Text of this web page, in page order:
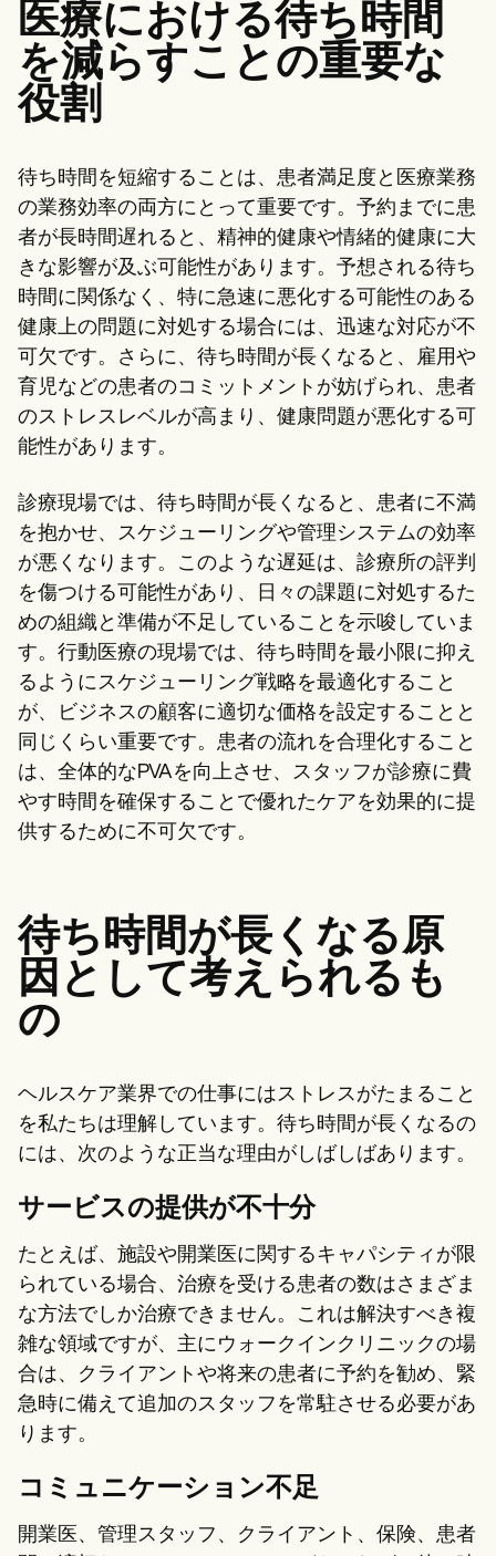
医療における待ち時間
を減らすことの重要な
役割
待ち時間を短縮することは、患者満足度と医療業務
の業務効率の両方にとって重要です。予約までに患
者が長時間遅れると、精神的健康や情緒的健康に大
きな影響が及ぶ可能性があります。予想される待ち
時間に関係なく、特に急速に悪化する可能性のある
健康上の問題に対処する場合には、迅速な対応が不
可欠です。さらに、待ち時間が長くなると、雇用や
育児などの患者のコミットメントが妨げられ、患者
のストレスレベルが高まり、健康問題が悪化する可
能性があります。
診療現場では、待ち時間が長くなると、患者に不満
を抱かせ、スケジューリングや管理システムの効率
が悪くなります。このような遅延は、診療所の評判
を傷つける可能性があり、日々の課題に対処するた
めの組織と準備が不足していることを示唆していま
す。行動医療の現場では、待ち時間を最小限に抑え
るようにスケジューリング戦略を最適化すること
が、ビジネスの顧客に適切な価格を設定することと
同じくらい重要です。患者の流れを合理化すること
は、全体的なPVAを向上させ、スタッフが診療に費
やす時間を確保することで優れたケアを効果的に提
供するために不可欠です。
待ち時間が長くなる原
因として考えられるも
の
ヘルスケア業界での仕事にはストレスがたまること
を私たちは理解しています。待ち時間が長くなるの
には、次のような正当な理由がしばしばあります。
サービスの提供が不十分
たとえば、施設や開業医に関するキャパシティが限
られている場合、治療を受ける患者の数はさまざま
な方法でしか治療できません。これは解決すべき複
雑な領域ですが、主にウォークインクリニックの場
合は、クライアントや将来の患者に予約を勧め、緊
急時に備えて追加のスタッフを常駐させる必要があ
ります。
コミュニケーション不足
開業医、管理スタッフ、クライアント、保険、患者